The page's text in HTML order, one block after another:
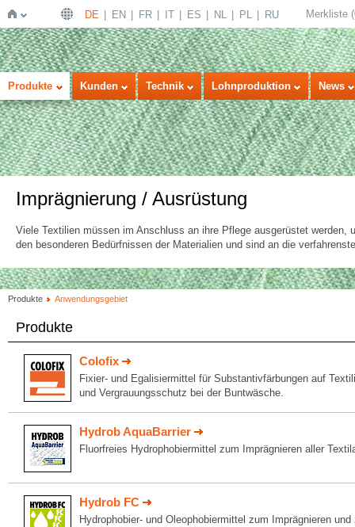
Startseite
DE EN FR IT ES NL PL RU Merkliste (
Produkte Kunden Technik Lohnproduktion News
Imprägnierung / Ausrüstung
Viele Textilien müssen im Anschluss an ihre Pflege ausgerüstet
den besonderen Bedürfnissen der Materialien und sind an die
Produkte Anwendungsgebiet
Produkte
Colofix
Fixier- und Egalisiermittel für Substantivfärbungen auf
und Vergrauungsschutz bei der Buntwäsche.
Hydrob AquaBarrier
Fluorfreies Hydrophobiermittel zum Imprägnieren aller
Hydrob FC
Hydrophobier- und Oleophobiermittel zum Imprägnieren